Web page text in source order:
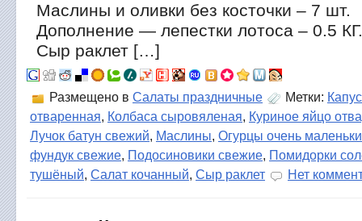
Маслины и оливки без косточки – 7 шт.
Дополнение — лепестки лотоса – 0.5 КГ.
Сыр раклет […]
Размещено в Салаты праздничные Метки:
отваренная, Колбаса сыровяленая, Куриное яйцо
Лучок батун свежий, Маслины, Огурцы очень
фундук свежие, Подосиновики свежие, Помидорки
тушёный, Салат кочанный, Сыр раклет Нет